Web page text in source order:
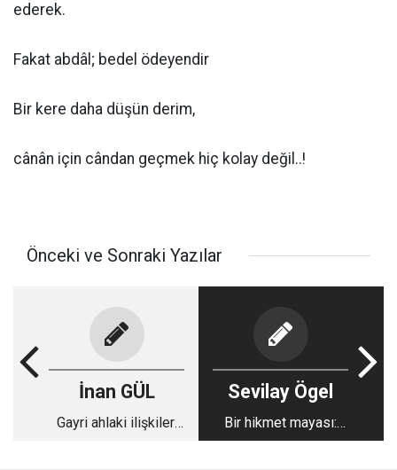
ederek.
Fakat abdâl; bedel ödeyendir
Bir kere daha düşün derim,
cânân için cândan geçmek hiç kolay değil..!
Önceki ve Sonraki Yazılar
İnan GÜL
Gayri ahlaki ilişkiler,
Sevilay Ögel
Bir hikmet mayası:
Anadolu irfânı